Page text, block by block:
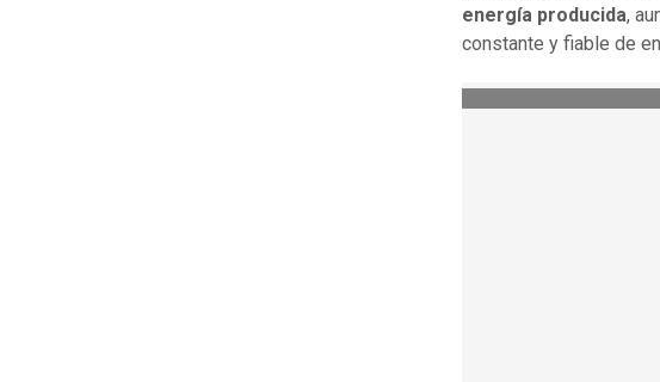
energía producida,
constante y fiable de